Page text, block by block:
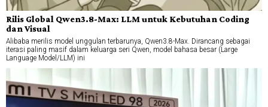
Rilis Global Qwen3.8-Max: LLM untuk Kebutuhan Coding
dan Visual
Alibaba merilis model unggulan terbarunya, Qwen3.8-Max. Dirancang sebagai
iterasi paling masif dalam keluarga seri Qwen, model bahasa besar (Large
Language Model/LLM) ini